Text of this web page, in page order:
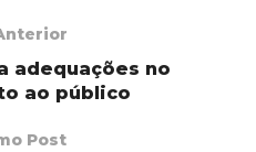
adequações no
ao público
Post